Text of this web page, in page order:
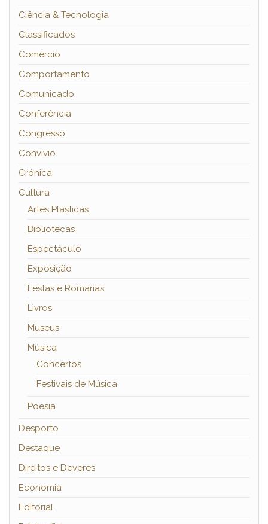
Ciência & Tecnologia
Classificados
Comércio
Comportamento
Comunicado
Conferência
Congresso
Convívio
Crónica
Cultura
Artes Plásticas
Bibliotecas
Espectáculo
Exposição
Festas e Romarias
Livros
Museus
Música
Concertos
Festivais de Música
Poesia
Desporto
Destaque
Direitos e Deveres
Economia
Editorial